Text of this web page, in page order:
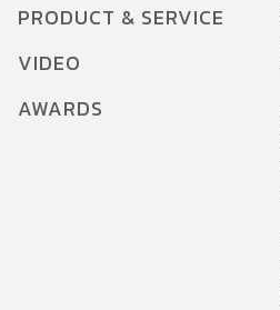
PRODUCT & SERVICE
VIDEO
AWARDS